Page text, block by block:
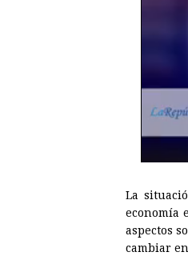
La
economía
aspectos
cambiar